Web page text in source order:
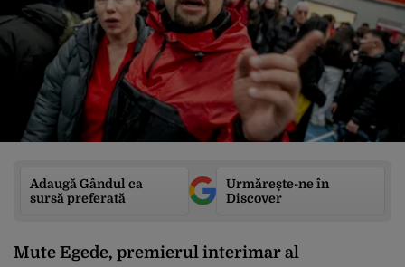
Adaugă Gândul ca
sursă preferată
Urmărește-ne în
Discover
Mute Egede, premierul interimar al